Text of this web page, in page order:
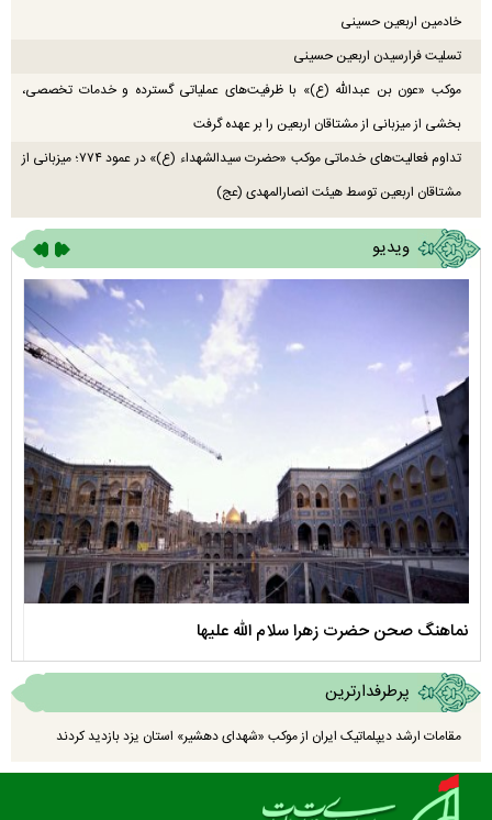
خادمین اربعین حسینی
تسلیت فرارسیدن اربعین حسینی
موکب «عون بن عبدالله (ع)» با ظرفیت‌های عملیاتی گسترده و خدمات تخصصی،
بخشی از میزبانی از مشتاقان اربعین را بر عهده گرفت
تداوم فعالیت‌های خدماتی موکب «حضرت سیدالشهداء (ع)» در عمود ۷۷۴؛ میزبانی از
مشتاقان اربعین توسط هیئت انصارالمهدی (عج)
ویدیو
نماهنگ صحن حضرت زهرا سلام الله علیها
پرطرفدارترین
مقامات ارشد دیپلماتیک ایران از موکب «شهدای دهشیر» استان یزد بازدید کردند